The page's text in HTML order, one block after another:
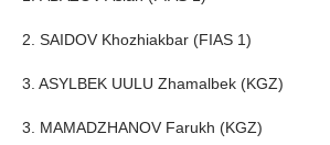
2. SAIDOV Khozhiakbar (FIAS 1)
3. ASYLBEK UULU Zhamalbek (KGZ)
3. MAMADZHANOV Farukh (KGZ)